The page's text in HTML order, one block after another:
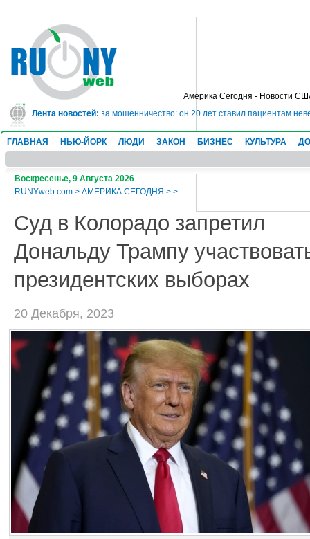
Америка Сегодня - Новости
Лента новостей:
тюрьму на 10 лет за мошенничество: он 20 лет ставил пациентам
ГЛАВНАЯ НЬЮ-ЙОРК ЛЮДИ ЗАКОН БИЗНЕС КУЛЬТУРА
Воскресенье, 9 Августа 2026
RUNYweb.com > АМЕРИКА СЕГОДНЯ > >
Суд в Колорадо запретил
Дональду Трампу
президентских выборах
20 Декабря, 2023